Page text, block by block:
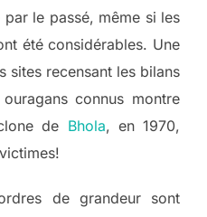
le passé, même si les
été considérables. Une
sites recensant les bilans
connus montre
de Bhola, en 1970,
de grandeur sont